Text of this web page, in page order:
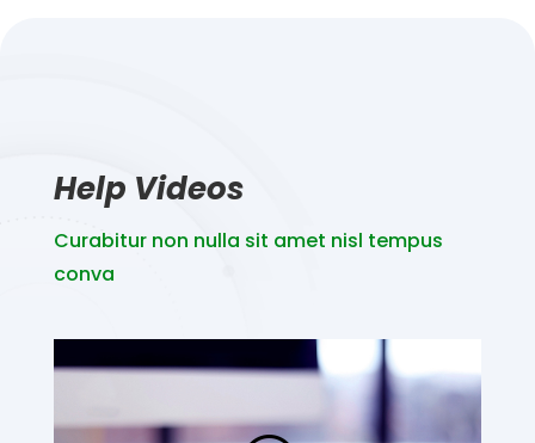
Help Videos
Curabitur non nulla sit amet nisl tempus
conva